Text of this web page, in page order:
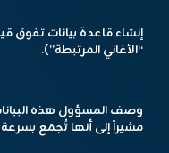
إنشاء قاعدة بيانات تفوق
“الأغاني المرتبطة”).
وصف المسؤول هذه
مشيراً إلى أنها تُجمَع